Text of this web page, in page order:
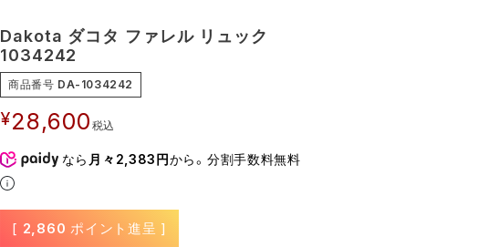
Dakota ダコタ ファレル リュック
1034242
商品番号 DA-1034242
¥28,600 税込
なら 月々2,383円から。分割手数料無料
[ 2,860 ポイント進呈 ]